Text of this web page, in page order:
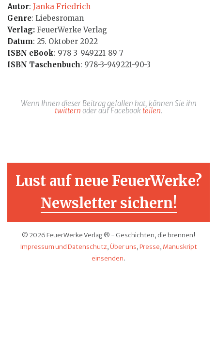
Autor: Janka Friedrich
Genre: Liebesroman
Verlag: FeuerWerke Verlag
Datum: 25. Oktober 2022
ISBN eBook: 978-3-949221-89-7
ISBN Taschenbuch: 978-3-949221-90-3
Wenn Ihnen dieser Beitrag gefallen hat, können Sie ihn
twittern oder auf Facebook teilen.
Lust auf neue FeuerWerke?
Newsletter sichern!
© 2026 FeuerWerke Verlag ® - Geschichten, die brennen!
Impressum und Datenschutz,Über uns,Presse, Manuskript
einsenden.